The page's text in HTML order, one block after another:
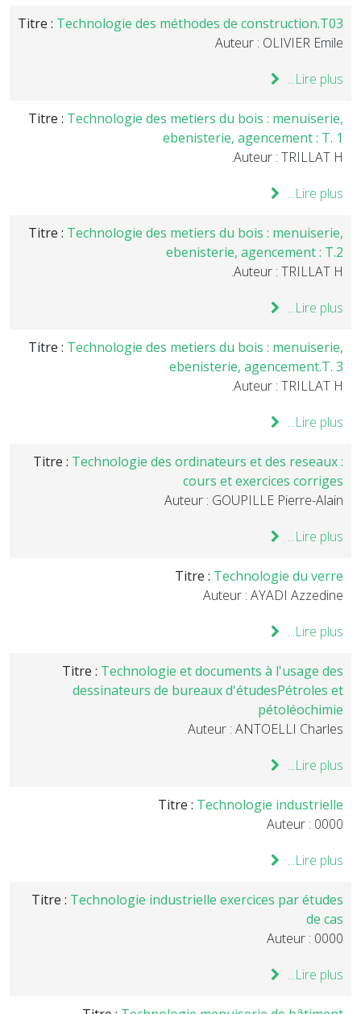
Titre : Technologie des méthodes de construction.T03
Auteur : OLIVIER Emile
Lire plus...
Titre : Technologie des metiers du bois : menuiserie,
ebenisterie, agencement : T. 1
Auteur : TRILLAT H.
Lire plus...
Titre : Technologie des metiers du bois : menuiserie,
ebenisterie, agencement : T.2
Auteur : TRILLAT H.
Lire plus...
Titre : Technologie des metiers du bois : menuiserie,
ebenisterie, agencement.T. 3
Auteur : TRILLAT H.
Lire plus...
Titre : Technologie des ordinateurs et des reseaux :
cours et exercices corriges
Auteur : GOUPILLE Pierre-Alain
Lire plus...
Titre : Technologie du verre
Auteur : AYADI Azzedine
Lire plus...
Titre : Technologie et documents à l'usage des
dessinateurs de bureaux d'étudesPétroles et
pétoléochimie
Auteur : ANTOELLI Charles
Lire plus...
Titre : Technologie industrielle
Auteur : 0000
Lire plus...
Titre : Technologie industrielle exercices par études
de cas
Auteur : 0000
Lire plus...